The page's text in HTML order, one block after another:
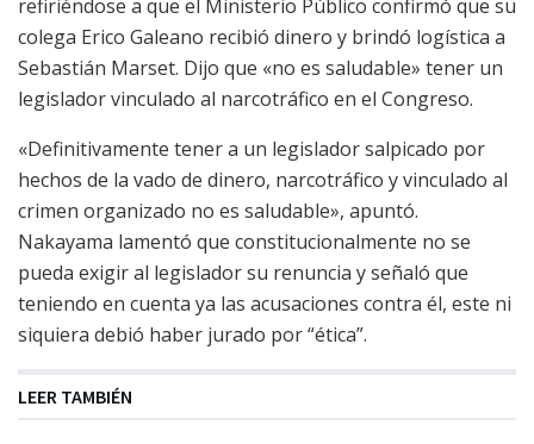
refiriéndose a que el Ministerio Público confirmó que su
colega Erico Galeano recibió dinero y brindó logística a
Sebastián Marset. Dijo que «no es saludable» tener un
legislador vinculado al narcotráfico en el Congreso.
«Definitivamente tener a un legislador salpicado por
hechos de la vado de dinero, narcotráfico y vinculado al
crimen organizado no es saludable», apuntó.
Nakayama lamentó que constitucionalmente no se
pueda exigir al legislador su renuncia y señaló que
teniendo en cuenta ya las acusaciones contra él, este ni
siquiera debió haber jurado por “ética”.
LEER TAMBIÉN